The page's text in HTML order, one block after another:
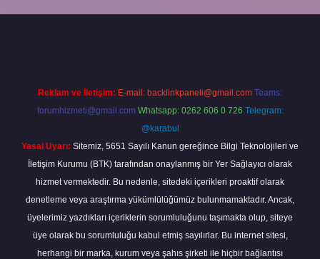
Reklam ve İletişim: E-mail: backlinkpaneli@gmail.com Teams:
forumhizmeti@gmail.com Whatsapp: 0262 606 0 726 Telegram:
@karabul
Yasal Uyarı: Sitemiz, 5651 Sayılı Kanun gereğince Bilgi Teknolojileri ve
İletişim Kurumu (BTK) tarafından onaylanmış bir Yer Sağlayıcı olarak
hizmet vermektedir. Bu nedenle, sitedeki içerikleri proaktif olarak
denetleme veya araştırma yükümlülüğümüz bulunmamaktadır. Ancak,
üyelerimiz yazdıkları içeriklerin sorumluluğunu taşımakta olup, siteye
üye olarak bu sorumluluğu kabul etmiş sayılırlar. Bu internet sitesi,
herhangi bir marka, kurum veya şahıs şirketi ile hiçbir bağlantısı